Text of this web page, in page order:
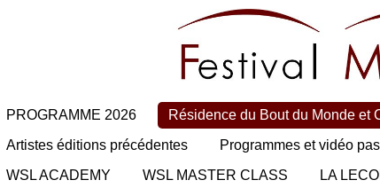
PROGRAMME 2026 Résidence du Bout du Monde et
Artistes éditions précédentes
Programmes et vidéo
WSL ACADEMY
WSL MASTER CLASS LA